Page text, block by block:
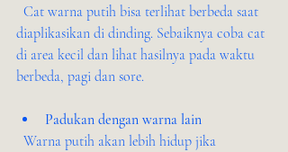
diaplikasikan di dinding. Sebaiknya coba cat
di area kecil dan lihat hasilnya pada waktu
berbeda, pagi dan sore.
Padukan dengan warna lain